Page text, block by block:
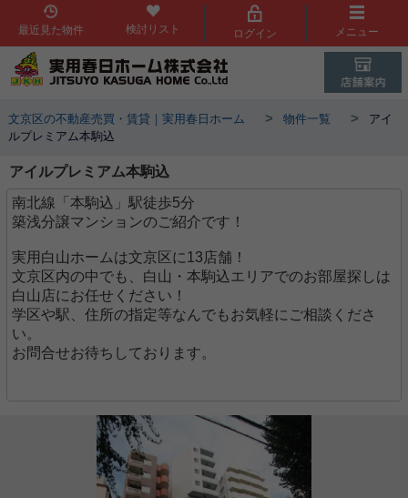
最近見た物件 検討リスト ログイン メニュー
文京区の不動産売買・賃貸｜実用春日ホーム > 物件一覧 >
アイ
ルプレミアム本駒込
アイルプレミアム本駒込
南北線「本駒込」駅徒歩5分
築浅分譲マンションのご紹介です！
実用白山ホームは文京区に13店舗！
文京区内の中でも、白山・本駒込エリアでのお部屋探しは
白山店にお任せください！
学区や駅、住所の指定等なんでもお気軽にご相談くださ
い。
お問合せお待ちしております。